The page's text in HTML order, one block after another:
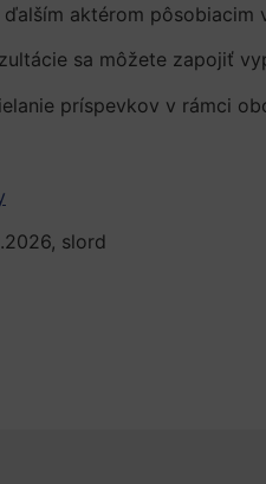
aktérom pôsobiacim
sa môžete zapojiť
príspevkov v rámci
slord